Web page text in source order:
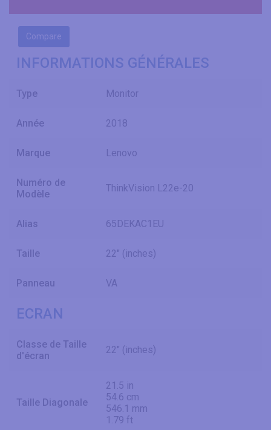
Compare
INFORMATIONS GÉNÉRALES
Type Monitor
Année 2018
Marque Lenovo
Numéro de
Modèle
ThinkVision L22e-20
Alias 65DEKAC1EU
Taille 22" (inches)
Panneau VA
ECRAN
Classe de Taille
d'écran
22" (inches)
Taille Diagonale
21.5 in
54.6 cm
546.1 mm
1.79 ft